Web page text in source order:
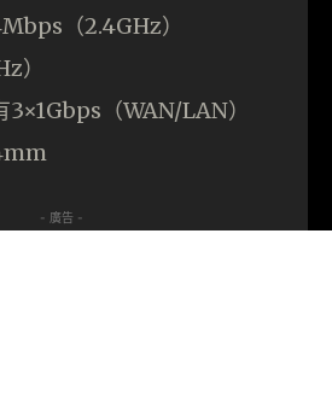
（2.4GHz）
）
（WAN/LAN）
- 廣告 -